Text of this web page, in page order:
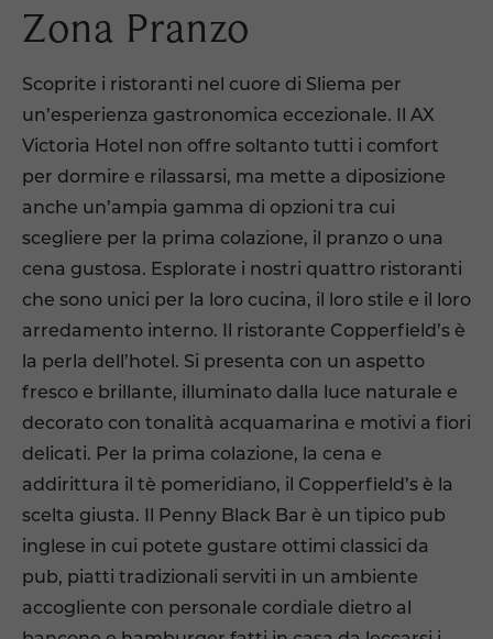
Zona Pranzo
Scoprite i ristoranti nel cuore di Sliema per
un’esperienza gastronomica eccezionale. Il AX
Victoria Hotel non offre soltanto tutti i comfort
per dormire e rilassarsi, ma mette a diposizione
anche un’ampia gamma di opzioni tra cui
scegliere per la prima colazione, il pranzo o una
cena gustosa. Esplorate i nostri quattro ristoranti
che sono unici per la loro cucina, il loro stile e il loro
arredamento interno. Il ristorante Copperfield’s è
la perla dell’hotel. Si presenta con un aspetto
fresco e brillante, illuminato dalla luce naturale e
decorato con tonalità acquamarina e motivi a fiori
delicati. Per la prima colazione, la cena e
addirittura il tè pomeridiano, il Copperfield’s è la
scelta giusta. Il Penny Black Bar è un tipico pub
inglese in cui potete gustare ottimi classici da
pub, piatti tradizionali serviti in un ambiente
accogliente con personale cordiale dietro al